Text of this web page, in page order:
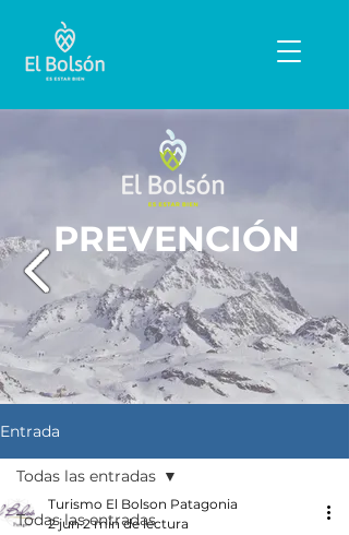
PREVENCIÓN
Entrada
Todas las entradas
Todas las entradas
Turismo El Bolson Patagonia
2 jun 2 min de lectura